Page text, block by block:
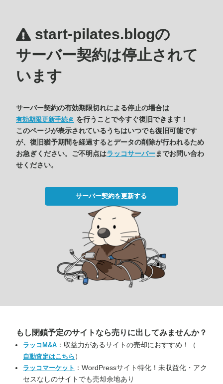
start-pilates.blogの
サーバー契約は停止されて
います
サーバー契約の有効期限切れによる停止の場合は
有効期限更新手続き を行うことで今すぐ復旧できます！
このページが表示されているうちはいつでも復旧可能です
が、復旧猶予期間を経過するとデータの削除が行われるため
お急ぎください。ご不明点はラッコサーバーまでお問い合わ
せください。
サーバー契約を更新する
もし閉鎖予定のサイトなら売りに出してみませんか？
ラッコM&A ：収益力があるサイトの売却におすすめ！（
自動査定はこちら ）
ラッコマーケット ：WordPressサイト特化！未収益化・アク
セスなしのサイトでも売却余地あり